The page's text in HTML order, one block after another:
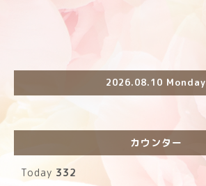
2026.08.10 Monday
カウンター
Today 332